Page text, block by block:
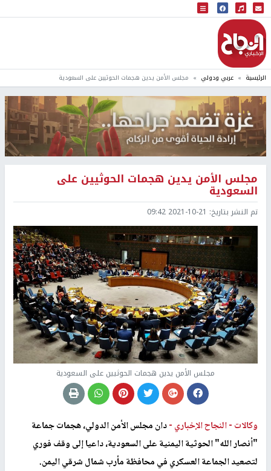
البث المباشر
إذاعة النجاح
الرئيسية عربي ودولي مجلس الأمن يدين هجمات الحوثيين على السعودية
مجلس الأمن يدين هجمات الحوثيين على
السعودية
تم النشر بتاريخ: 2021-10-21 09:42
مجلس الأمن يدين هجمات الحوثيين على السعودية
وكالات -النجاح الإخباري -دان مجلس الأمن الدولي، هجمات جماعة
"أنصار الله" الحوثية اليمنية على السعودية، داعيا إلى وقف فوري
لتصعيد الجماعة العسكري في محافظة مأرب شمال شرقي اليمن.